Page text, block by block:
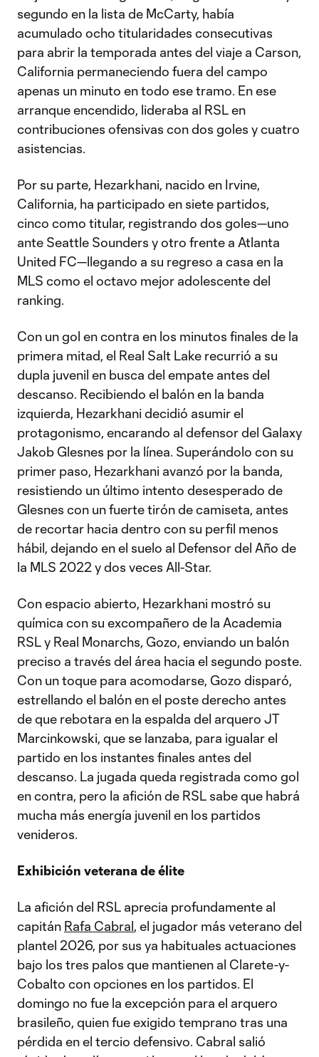
segundo en la lista de McCarty, había
acumulado ocho titularidades consecutivas
para abrir la temporada antes del viaje a Carson,
California permaneciendo fuera del campo
apenas un minuto en todo ese tramo. En ese
arranque encendido, lideraba al RSL en
contribuciones ofensivas con dos goles y cuatro
asistencias.
Por su parte, Hezarkhani, nacido en Irvine,
California, ha participado en siete partidos,
cinco como titular, registrando dos goles—uno
ante Seattle Sounders y otro frente a Atlanta
United FC—llegando a su regreso a casa en la
MLS como el octavo mejor adolescente del
ranking.
Con un gol en contra en los minutos finales de la
primera mitad, el Real Salt Lake recurrió a su
dupla juvenil en busca del empate antes del
descanso. Recibiendo el balón en la banda
izquierda, Hezarkhani decidió asumir el
protagonismo, encarando al defensor del Galaxy
Jakob Glesnes por la línea. Superándolo con su
primer paso, Hezarkhani avanzó por la banda,
resistiendo un último intento desesperado de
Glesnes con un fuerte tirón de camiseta, antes
de recortar hacia dentro con su perfil menos
hábil, dejando en el suelo al Defensor del Año de
la MLS 2022 y dos veces All-Star.
Con espacio abierto, Hezarkhani mostró su
química con su excompañero de la Academia
RSL y Real Monarchs, Gozo, enviando un balón
preciso a través del área hacia el segundo poste.
Con un toque para acomodarse, Gozo disparó,
estrellando el balón en el poste derecho antes
de que rebotara en la espalda del arquero JT
Marcinkowski, que se lanzaba, para igualar el
partido en los instantes finales antes del
descanso. La jugada queda registrada como gol
en contra, pero la afición de RSL sabe que habrá
mucha más energía juvenil en los partidos
venideros.
Exhibición veterana de élite
La afición del RSL aprecia profundamente al
capitán Rafa Cabral, el jugador más veterano del
plantel 2026, por sus ya habituales actuaciones
bajo los tres palos que mantienen al Clarete-y-
Cobalto con opciones en los partidos. El
domingo no fue la excepción para el arquero
brasileño, quien fue exigido temprano tras una
pérdida en el tercio defensivo. Cabral salió